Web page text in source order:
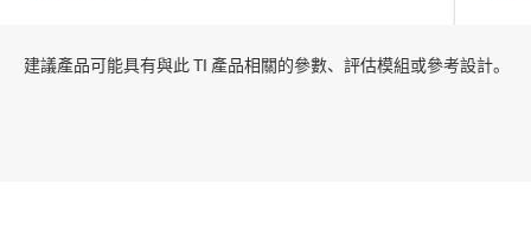
建議產品可能具有與此 TI 產品相關的參數、評估模組或參考設計。